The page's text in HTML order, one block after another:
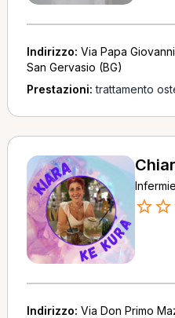
Indirizzo: Via Papa
San Gervasio (BG)
Prestazioni:trattamento
Indirizzo: Via Don Primo